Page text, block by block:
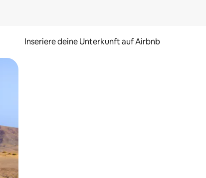
Inseriere deine Unterkunft auf Airbnb